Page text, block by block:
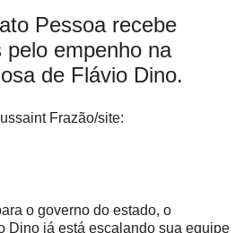
Pessoa recebe
pelo empenho na
de Flávio Dino.
Frazão/site:
o governo do estado, o
Dino já está escalando sua equipe